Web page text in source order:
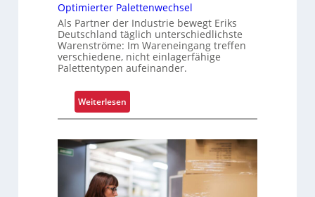
Optimierter Palettenwechsel
Als Partner der Industrie bewegt Eriks
Deutschland täglich unterschiedlichste
Warenströme: Im Wareneingang treffen
verschiedene, nicht einlagerfähige
Palettentypen aufeinander.
Weiterlesen
O
t
i
m
i